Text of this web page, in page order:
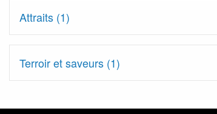
Attraits (1)
Terroir et saveurs (1)